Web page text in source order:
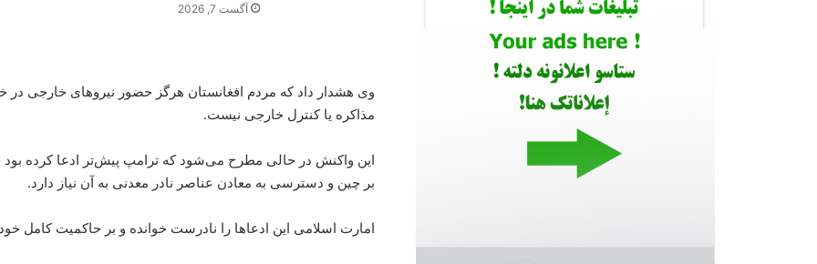
آگست 7, 2026
وی هشدار داد که مردم افغانستان هرگز حضور نیروهای خارجی
مذاکره یا کنترل خارجی نیست.
این واکنش در حالی مطرح می‌شود که ترامپ پیش‌تر ادعا کرده بود
بر چین و دسترسی به معادن عناصر نادر معدنی به آن نیاز دارد.
امارت اسلامی این ادعاها را نادرست خوانده و بر حاکمیت کامل